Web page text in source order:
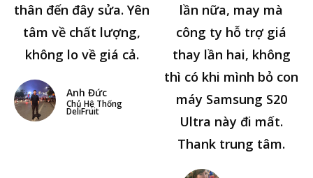
thân đến đây sửa. Yên
tâm về chất lượng,
không lo về giá cả.
Anh Đức
Chủ Hệ Thống
DeliFruit
lần nữa, may mà
công ty hỗ trợ giá
thay lần hai, không
thì có khi mình bỏ con
máy Samsung S20
Ultra này đi mất.
Thank trung tâm.